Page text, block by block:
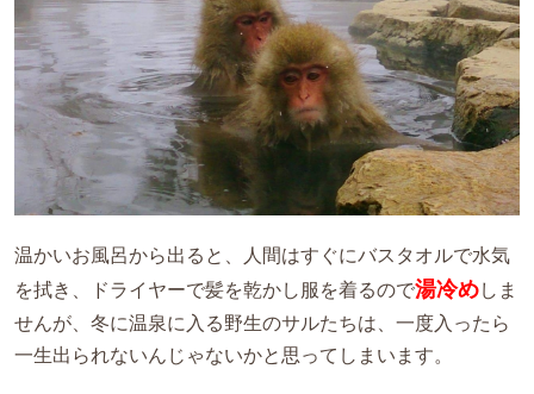
温かいお風呂から出ると、人間はすぐにバスタオルで水気
を拭き、ドライヤーで髪を乾かし服を着るので湯冷めしま
せんが、冬に温泉に入る野生のサルたちは、一度入ったら
一生出られないんじゃないかと思ってしまいます。